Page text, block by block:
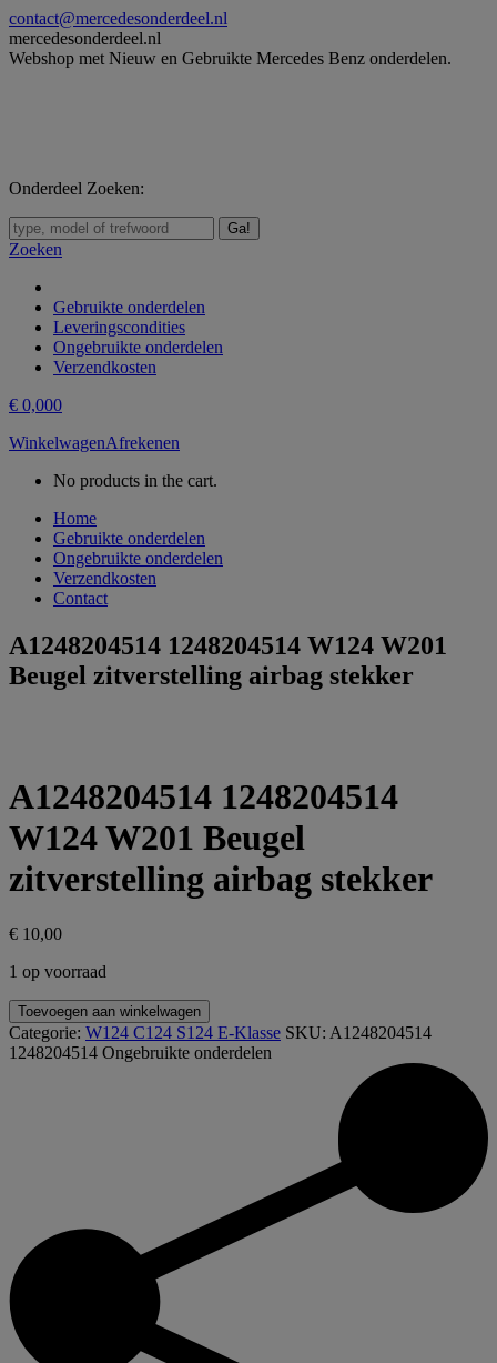
Skip
to
content
contact@mercedesonderdeel.nl
mercedesonderdeel.nl
Webshop met Nieuw en Gebruikte Mercedes Benz onderdelen.
Onderdeel Zoeken:
Zoeken:
Zoeken
Gebruikte onderdelen
Leveringscondities
Ongebruikte onderdelen
Verzendkosten
€ 0,000
WinkelwagenAfrekenen
No products in the cart.
Home
Gebruikte onderdelen
Ongebruikte onderdelen
Verzendkosten
Contact
A1248204514 1248204514 W124 W201
Beugel zitverstelling airbag stekker
A1248204514 1248204514
W124 W201 Beugel
zitverstelling airbag stekker
€ 10,00
1 op voorraad
A1248204514
1248204514
W124
Toevoegen aan winkelwagen
Categorie: W124 C124 S124 E-Klasse SKU: A1248204514
1248204514 Ongebruikte onderdelen